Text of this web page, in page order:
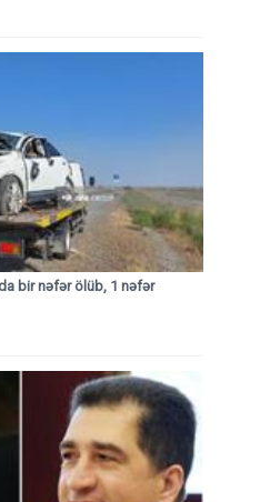
bir nəfər ölüb, 1 nəfər